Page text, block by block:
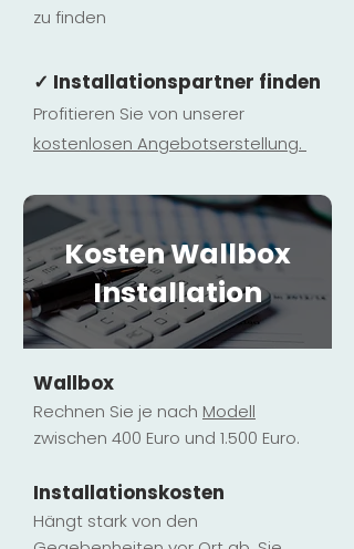
zu finden
✓ Installationspartner finden
Profitieren Sie von unserer
kostenlosen Angebotserstellung.
Kosten Wallbox
Installation
Wallbox
Rechnen Sie je nach Modell
zwischen 400 Euro und 1.500 Euro.
Installationskosten
Hängt stark von den